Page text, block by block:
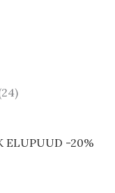
24
ELUPUUD -20%